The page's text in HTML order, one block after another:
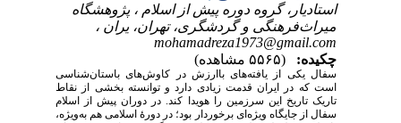
استادیار، گروه دوره پیش از اسلام ، پژوهشگاه
میراث‌فرهنگی و گردشگری، تهران، یران ،
mohamadreza1973@gmail.com
چکیده:
سفال یکی از یافته‌های باارزش در کاوش‌های باستان‌شناسی
است که در ایران قدمت زیادی دارد و توانسته بخشی از نقاط
تاریک تاریخ این سرزمین را هویدا کند. در دوران پیش از اسلام
سفال از جایگاه ویژه‌ای برخوردار بود؛ در دورۀ اسلامی هم به‌ویژه،